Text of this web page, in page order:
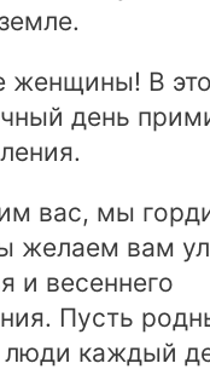
женщины! В
день
вас, мы
желаем вам
и весеннего
Пусть
люди каждый